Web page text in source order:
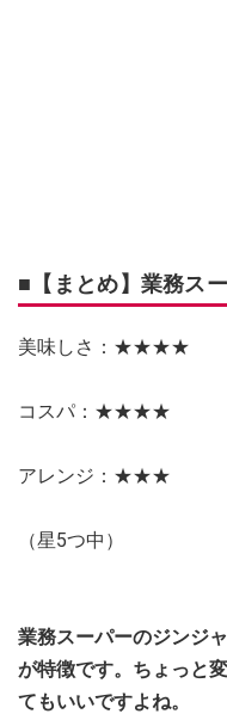
■【まとめ】業務ス
美味しさ：★★★★
コスパ：★★★★
アレンジ：★★★
（星5つ中）
業務スーパーのジンジ
が特徴です。ちょっと
てもいいですよね。